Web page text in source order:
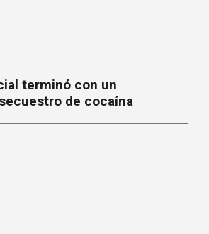
terminó con un
de cocaína